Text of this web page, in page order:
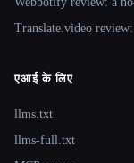
Translate.video
एआई के लिए
llms.txt
llms-full.txt